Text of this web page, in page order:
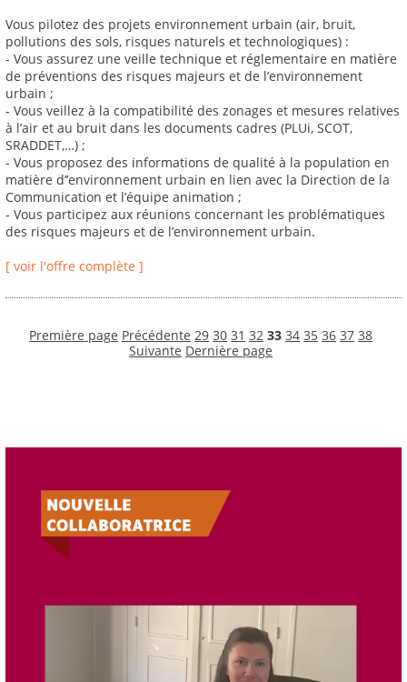
Vous pilotez des projets environnement urbain (air, bruit,
pollutions des sols, risques naturels et technologiques) :
- Vous assurez une veille technique et réglementaire en matière
de préventions des risques majeurs et de l’environnement
urbain ;
- Vous veillez à la compatibilité des zonages et mesures relatives
à l’air et au bruit dans les documents cadres (PLUi, SCOT,
SRADDET,…) ;
- Vous proposez des informations de qualité à la population en
matière d’’environnement urbain en lien avec la Direction de la
Communication et l’équipe animation ;
- Vous participez aux réunions concernant les problématiques
des risques majeurs et de l’environnement urbain.
[ voir l'offre complète ]
Première page Précédente 29 30 31 32 33 34 35 36 37 38
Suivante Dernière page